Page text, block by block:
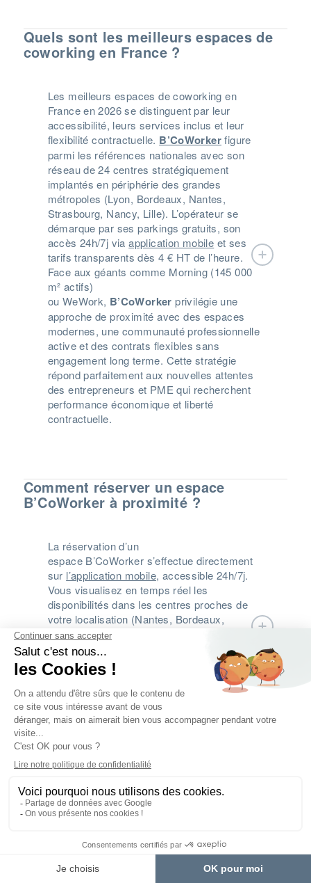
Quels sont les meilleurs espaces de
coworking en France ?
Les meilleurs espaces de coworking en
France en 2026 se distinguent par leur
accessibilité, leurs services inclus et leur
flexibilité contractuelle. B’CoWorkerfigure
parmi les références nationales avec son
réseau de 24 centres stratégiquement
implantés en périphérie des grandes
métropoles (Lyon, Bordeaux, Nantes,
Strasbourg, Nancy, Lille). L’opérateur se
démarque par ses parkings gratuits, son
accès 24h/7j viaapplication mobile et ses
tarifs transparents dès 4 € HT de l’heure.
Face aux géants comme Morning (145 000
m² actifs)
ou WeWork, B’CoWorker privilégie une
approche de proximité avec des espaces
modernes, une communauté professionnelle
active et des contrats flexibles sans
engagement long terme. Cette stratégie
répond parfaitement aux nouvelles attentes
des entrepreneurs et PME qui recherchent
performance économique et liberté
contractuelle.
Comment réserver un espace
B’CoWorker à proximité ?
La réservation d’un
espace B’CoWorker s’effectue directement
sur l’application mobile, accessible 24h/7j.
Vous visualisez en temps réel les
disponibilités dans les centres proches de
votre localisation (Nantes, Bordeaux,
Strasbourg, Nancy, Lille, Angers, Rennes,
Poitiers, Le Mans, Lyon). L’application affiche
les tarifs transparents, les équipements
inclus et vous permet de réserver à l’heure,
à la journée ou au mois selon vos besoins.
L’accès aux centres se fait ensuite de
manière autonome via QR Code, même le
partagé ?
Un espace de travail partagé, ou
en coworking, désigne un lieu où
plusieurs professionnels (freelances,